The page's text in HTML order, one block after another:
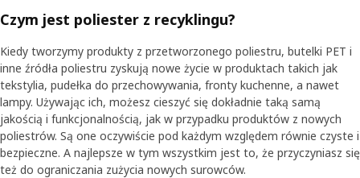
Czym jest poliester z recyklingu?
Kiedy tworzymy produkty z przetworzonego poliestru, butelki PET i
inne źródła poliestru zyskują nowe życie w produktach takich jak
tekstylia, pudełka do przechowywania, fronty kuchenne, a nawet
lampy. Używając ich, możesz cieszyć się dokładnie taką samą
jakością i funkcjonalnością, jak w przypadku produktów z nowych
poliestrów. Są one oczywiście pod każdym względem równie czyste i
bezpieczne. A najlepsze w tym wszystkim jest to, że przyczyniasz się
też do ograniczania zużycia nowych surowców.